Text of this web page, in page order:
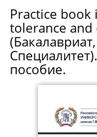
Practice
tolerance and
пособие.